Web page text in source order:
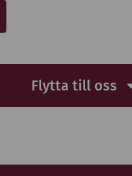
Flytta till oss